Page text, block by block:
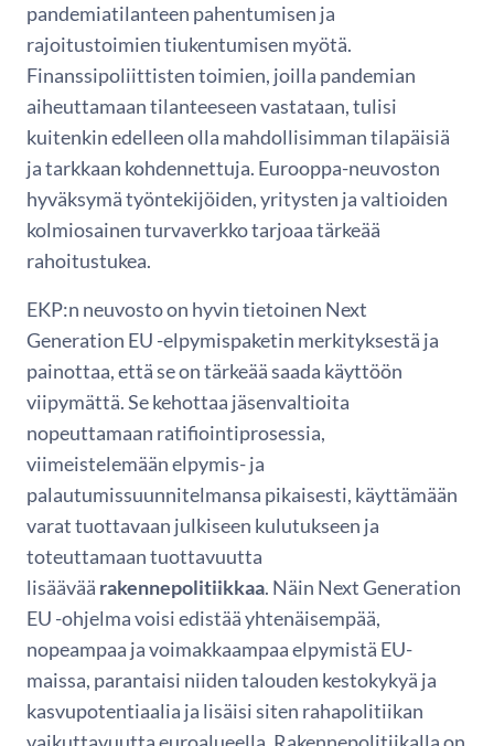
pandemiatilanteen pahentumisen ja
rajoitustoimien tiukentumisen myötä.
Finanssipoliittisten toimien, joilla pandemian
aiheuttamaan tilanteeseen vastataan, tulisi
kuitenkin edelleen olla mahdollisimman tilapäisiä
ja tarkkaan kohdennettuja. Eurooppa-neuvoston
hyväksymä työntekijöiden, yritysten ja valtioiden
kolmiosainen turvaverkko tarjoaa tärkeää
rahoitustukea.
EKP:n neuvosto on hyvin tietoinen Next
Generation EU -elpymispaketin merkityksestä ja
painottaa, että se on tärkeää saada käyttöön
viipymättä. Se kehottaa jäsenvaltioita
nopeuttamaan ratifiointiprosessia,
viimeistelemään elpymis- ja
palautumissuunnitelmansa pikaisesti, käyttämään
varat tuottavaan julkiseen kulutukseen ja
toteuttamaan tuottavuutta
lisäävää rakennepolitiikkaa. Näin Next Generation
EU -ohjelma voisi edistää yhtenäisempää,
nopeampaa ja voimakkaampaa elpymistä EU-
maissa, parantaisi niiden talouden kestokykyä ja
kasvupotentiaalia ja lisäisi siten rahapolitiikan